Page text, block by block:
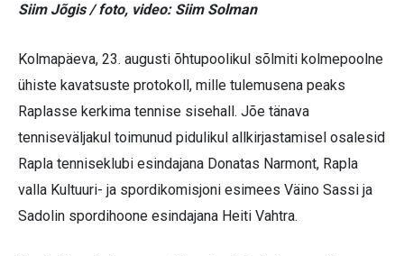
Siim Jõgis / foto, video: Siim Solman
Kolmapäeva, 23. augusti õhtupoolikul sõlmiti kolmepoolne
ühiste kavatsuste protokoll, mille tulemusena peaks
Raplasse kerkima tennise sisehall. Jõe tänava
tenniseväljakul toimunud pidulikul allkirjastamisel osalesid
Rapla tenniseklubi esindajana Donatas Narmont, Rapla
valla Kultuuri- ja spordikomisjoni esimees Väino Sassi ja
Sadolin spordihoone esindajana Heiti Vahtra.